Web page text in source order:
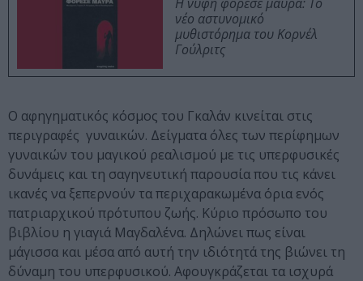
νέο αστυνομικό
μυθιστόρημα του Κορνέλ
Γούλριτς
Ο αφηγηματικός κόσμος του Γκαλάν κινείται στις
περιγραφές γυναικών. Δείγματα όλες των περίφημων
γυναικών του μαγικού ρεαλισμού με τις υπερφυσικές
δυνάμεις και τη σαγηνευτική παρουσία που τις κάνει
ικανές να ξεπερνούν τα περιχαρακωμένα όρια ενός
πατριαρχικού πρότυπου ζωής. Κύριο πρόσωπο του
βιβλίου η γιαγιά Μαγδαλένα. Δηλώνει πως είναι
μάγισσα και μέσα από αυτή την ιδιότητά της βιώνει τη
δύναμη του υπερφυσικού. Αφουγκράζεται τα ισχυρά